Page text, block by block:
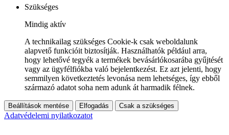
Szükséges
Mindig aktív
A technikailag szükséges Cookie-k csak weboldalunk
alapvető funkcióit biztosítják. Használhatók például arra,
hogy lehetővé tegyék a termékek bevásárlókosarába gyűjtését
vagy az ügyfélfiókba való bejelentkezést. Ez azt jelenti, hogy
semmilyen következtetés levonása nem lehetséges, így ebből
származó adatot soha nem adunk át harmadik félnek.
Beállítások mentése Elfogadás Csak a szükséges
Adatvédelemi nyilatkozatot